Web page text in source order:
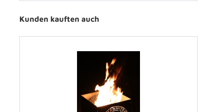
Kunden kauften auch